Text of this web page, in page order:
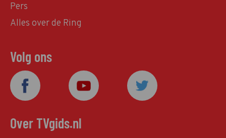
Pers
Alles over de Ring
Volg ons
Over TVgids.nl